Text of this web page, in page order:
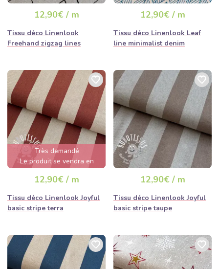
12,90€ / m
Tissu déco Linenlook
Freehand zigzag lines
12,90€ / m
Tissu déco Linenlook Leaf
line minimalist denim
Très demandé
Le produit se vendra en
quelques heures
12,90€ / m
Tissu déco Linenlook Joyful
basic stripe terra
12,90€ / m
Tissu déco Linenlook Joyful
basic stripe taupe